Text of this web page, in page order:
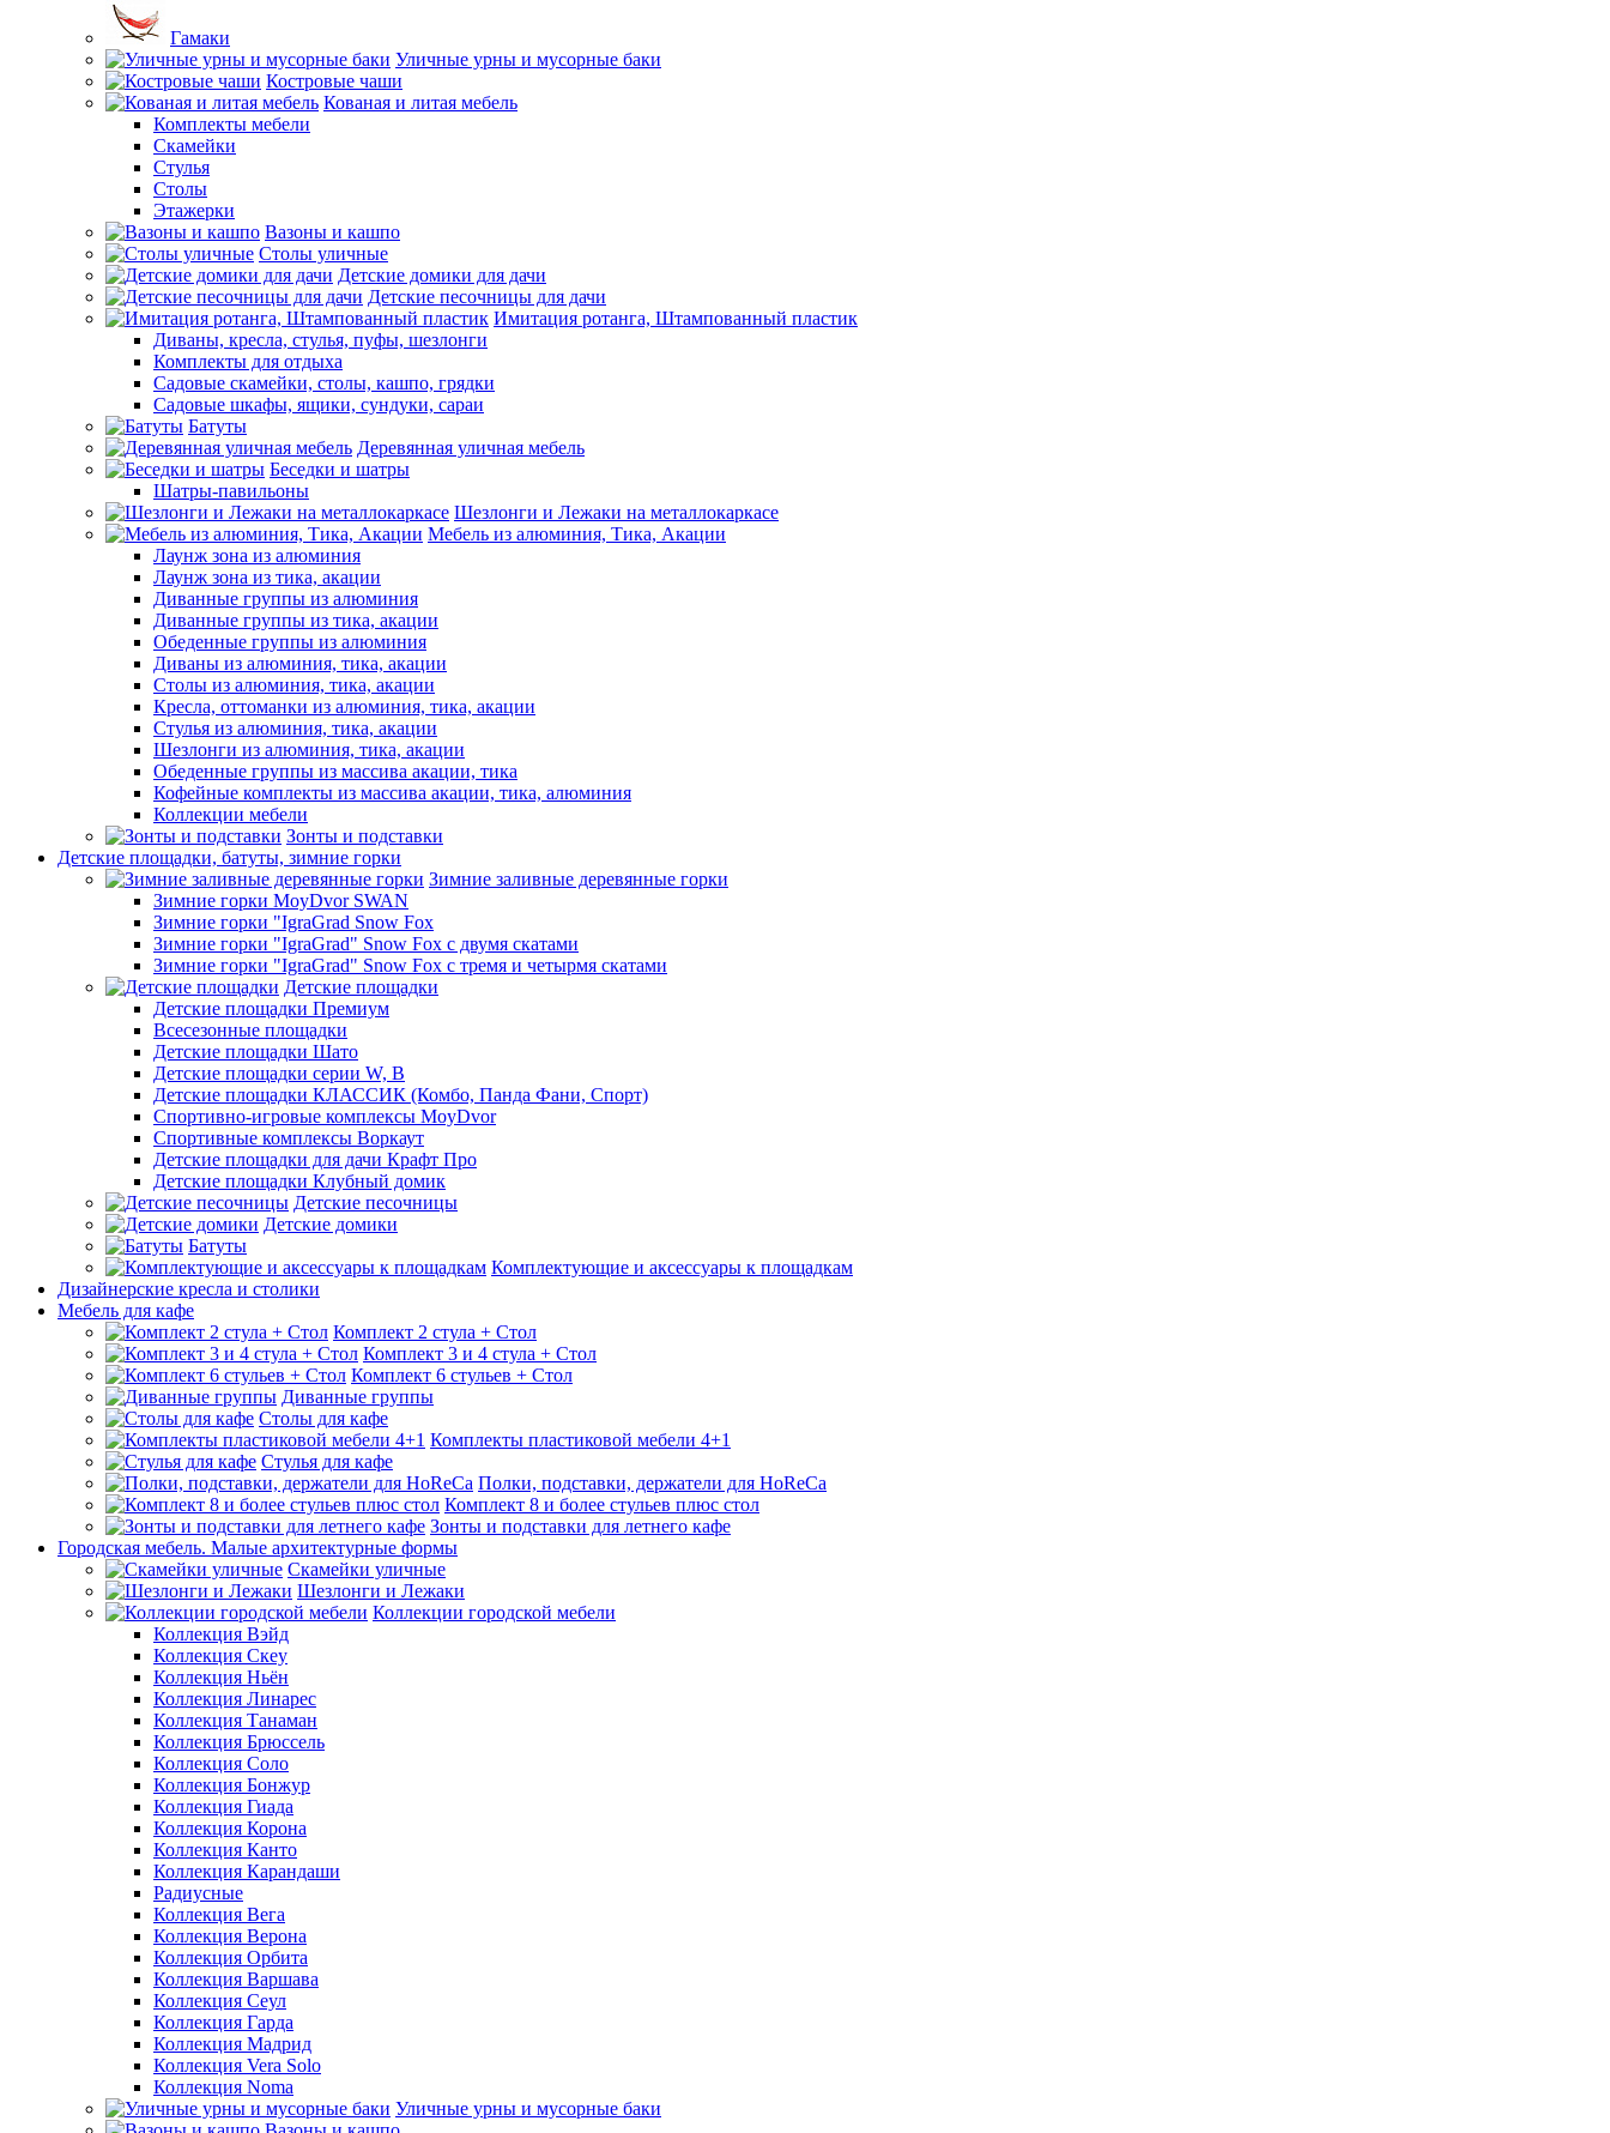
Гамаки
Уличные урны и мусорные баки
Костровые чаши
Кованая и литая мебель
Комплекты мебели
Скамейки
Стулья
Столы
Этажерки
Вазоны и кашпо
Столы уличные
Детские домики для дачи
Детские песочницы для дачи
Имитация ротанга, Штампованный пластик
Диваны, кресла, стулья, пуфы, шезлонги
Комплекты для отдыха
Садовые скамейки, столы, кашпо, грядки
Садовые шкафы, ящики, сундуки, сараи
Батуты
Деревянная уличная мебель
Беседки и шатры
Шатры-павильоны
Шезлонги и Лежаки на металлокаркасе
Мебель из алюминия, Тика, Акации
Лаунж зона из алюминия
Лаунж зона из тика, акации
Диванные группы из алюминия
Диванные группы из тика, акации
Обеденные группы из алюминия
Диваны из алюминия, тика, акации
Столы из алюминия, тика, акации
Кресла, оттоманки из алюминия, тика, акации
Стулья из алюминия, тика, акации
Шезлонги из алюминия, тика, акации
Обеденные группы из массива акации, тика
Кофейные комплекты из массива акации, тика, алюминия
Коллекции мебели
Зонты и подставки
Детские площадки, батуты, зимние горки
Зимние заливные деревянные горки
Зимние горки MoyDvor SWAN
Зимние горки "IgraGrad Snow Fox
Зимние горки "IgraGrad" Snow Fox с двумя скатами
Зимние горки "IgraGrad" Snow Fox с тремя и четырмя скатами
Детские площадки
Детские площадки Премиум
Всесезонные площадки
Детские площадки Шато
Детские площадки серии W, В
Детские площадки КЛАССИК (Комбо, Панда Фани, Спорт)
Спортивно-игровые комплексы MoyDvor
Спортивные комплексы Воркаут
Детские площадки для дачи Крафт Про
Детские площадки Клубный домик
Детские песочницы
Детские домики
Батуты
Комплектующие и аксессуары к площадкам
Дизайнерские кресла и столики
Мебель для кафе
Комплект 2 стула + Стол
Комплект 3 и 4 стула + Стол
Комплект 6 стульев + Стол
Диванные группы
Столы для кафе
Комплекты пластиковой мебели 4+1
Стулья для кафе
Полки, подставки, держатели для HoReCa
Комплект 8 и более стульев плюс стол
Зонты и подставки для летнего кафе
Городская мебель. Малые архитектурные формы
Скамейки уличные
Шезлонги и Лежаки
Коллекции городской мебели
Коллекция Вэйд
Коллекция Скеу
Коллекция Ньён
Коллекция Линарес
Коллекция Танаман
Коллекция Брюссель
Коллекция Соло
Коллекция Бонжур
Коллекция Гиада
Коллекция Корона
Коллекция Канто
Коллекция Карандаши
Радиусные
Коллекция Вега
Коллекция Верона
Коллекция Орбита
Коллекция Варшава
Коллекция Сеул
Коллекция Гарда
Коллекция Мадрид
Коллекция Vera Solo
Коллекция Noma
Уличные урны и мусорные баки